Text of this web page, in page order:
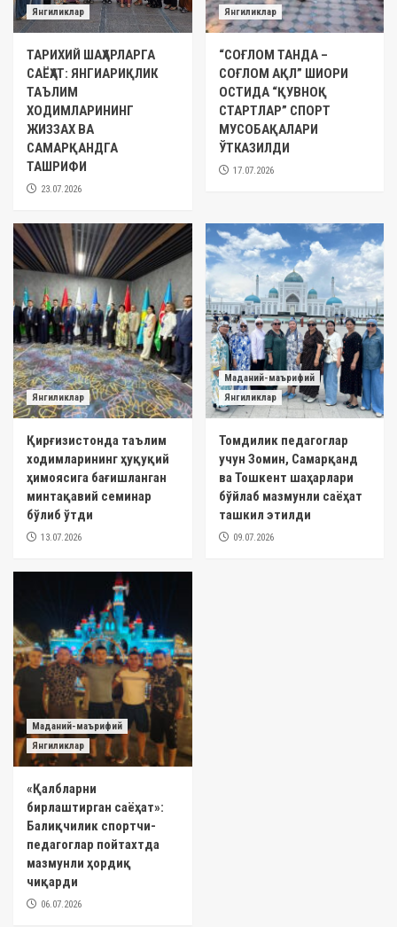
Янгиликлар
ТАРИХИЙ ШАҲАРЛАРГА
САЁҲАТ: ЯНГИАРИҚЛИК
ТАЪЛИМ
ХОДИМЛАРИНИНГ
ЖИЗЗАХ ВА
САМАРҚАНДГА
ТАШРИФИ
23.07.2026
Янгиликлар
“СОҒЛОМ ТАНДА –
СОҒЛОМ АҚЛ” ШИОРИ
ОСТИДА “ҚУВНОҚ
СТАРТЛАР” СПОРТ
МУСОБАҚАЛАРИ
ЎТКАЗИЛДИ
17.07.2026
Янгиликлар
Қирғизистонда таълим
ходимларининг ҳуқуқий
ҳимоясига бағишланган
минтақавий семинар
бўлиб ўтди
13.07.2026
Маданий-маърифий
Янгиликлар
Томдилик педагоглар
учун Зомин, Самарқанд
ва Тошкент шаҳарлари
бўйлаб мазмунли саёҳат
ташкил этилди
09.07.2026
Маданий-маърифий
Янгиликлар
«Қалбларни
бирлаштирган саёҳат»:
Балиқчилик спортчи-
педагоглар пойтахтда
мазмунли ҳордиқ
чиқарди
06.07.2026